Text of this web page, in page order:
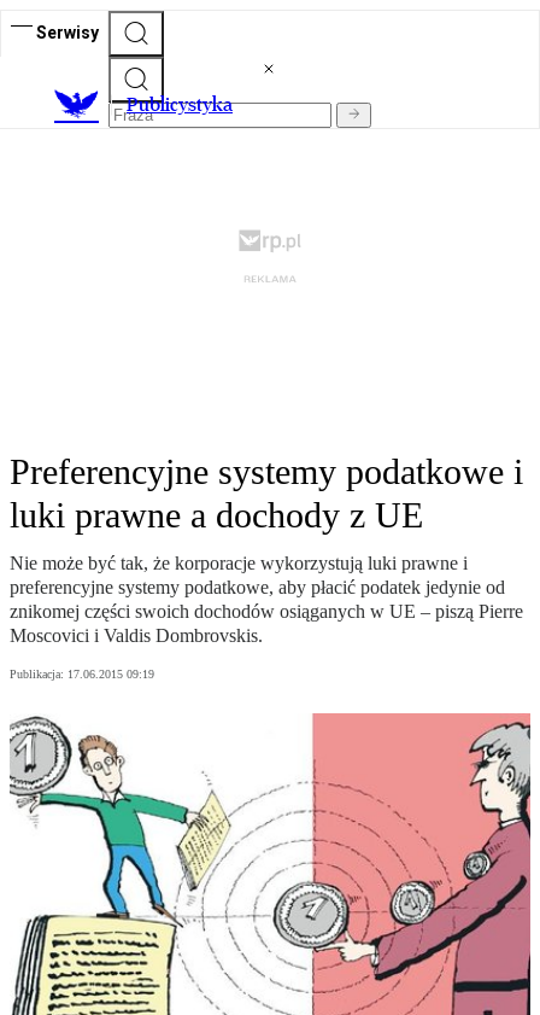
Serwisy
Publicystyka
Preferencyjne systemy podatkowe i
luki prawne a dochody z UE
Nie może być tak, że korporacje wykorzystują luki prawne i
preferencyjne systemy podatkowe, aby płacić podatek jedynie od
znikomej części swoich dochodów osiąganych w UE – piszą Pierre
Moscovici i Valdis Dombrovskis.
Publikacja: 17.06.2015 09:19